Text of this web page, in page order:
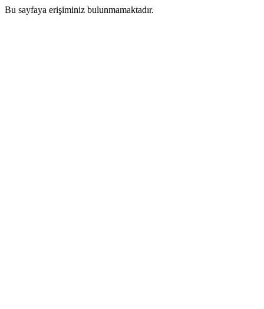
Bu sayfaya erişiminiz bulunmamaktadır.